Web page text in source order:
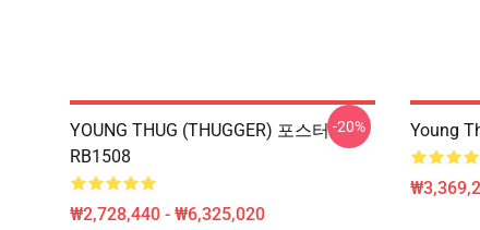
YOUNG THUG (THUGGER) 포스터
RB1508
₩2,728,440 - ₩6,325,020
-20% Young